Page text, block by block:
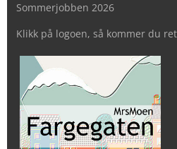
Sommerjobben 2026
Klikk på logoen, så kommer du